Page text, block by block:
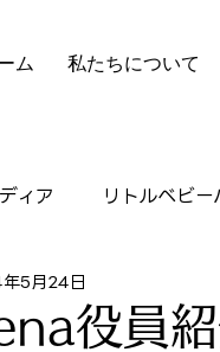
ム 私たちについて
ィア リトルベビ
実績
役員
5月24日